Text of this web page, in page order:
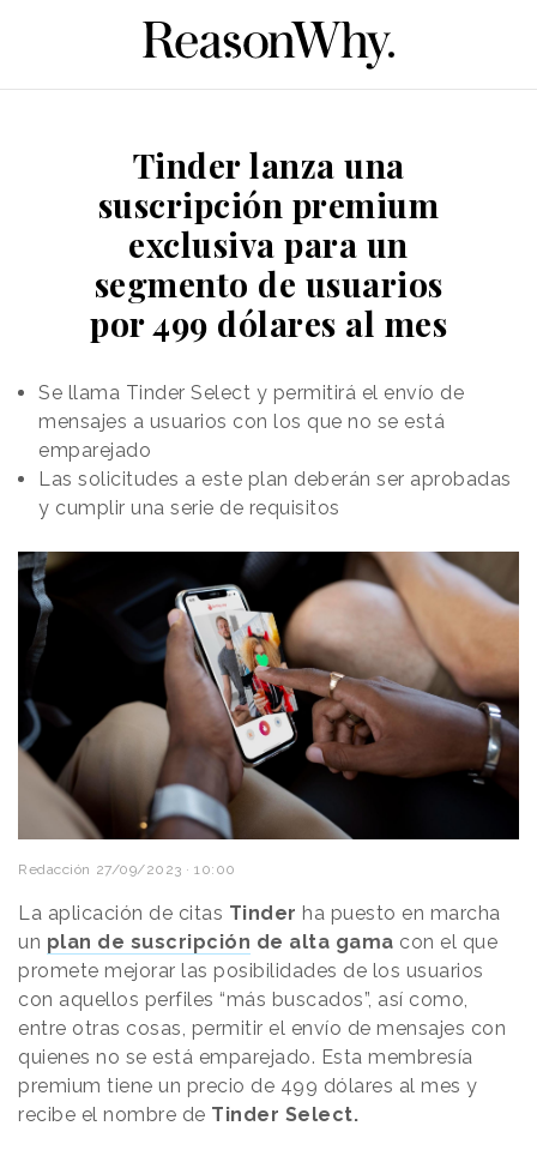
Tinder lanza una
suscripción premium
exclusiva para un
segmento de usuarios
por 499 dólares al mes
Se llama Tinder Select y permitirá el envío de
mensajes a usuarios con los que no se está
emparejado
Las solicitudes a este plan deberán ser aprobadas
y cumplir una serie de requisitos
Redacción 27/09/2023 · 10:00
La aplicación de citas Tinder ha puesto en marcha
un plan de suscripción de alta gama con el que
promete mejorar las posibilidades de los usuarios
con aquellos perfiles “más buscados”, así como,
entre otras cosas, permitir el envío de mensajes con
quienes no se está emparejado. Esta membresía
premium tiene un precio de 499 dólares al mes y
recibe el nombre de Tinder Select.